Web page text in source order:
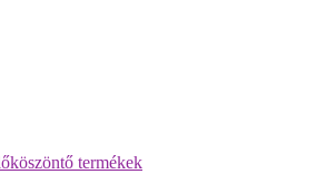
termékek